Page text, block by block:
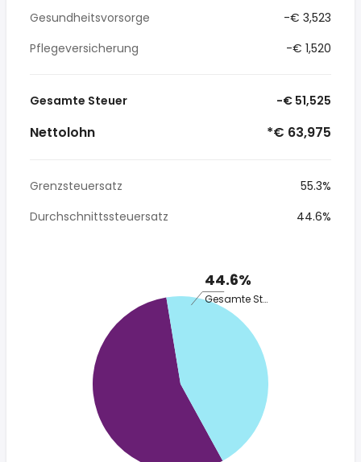
Gesundheitsvorsorge
-€ 3,523
Pflegeversicherung
-€ 1,520
Gesamte Steuer -€ 51,525
Nettolohn *€ 63,975
Grenzsteuersatz
55.3%
Durchschnittssteuersatz
44.6%
44.6%
Gesamte Steuer